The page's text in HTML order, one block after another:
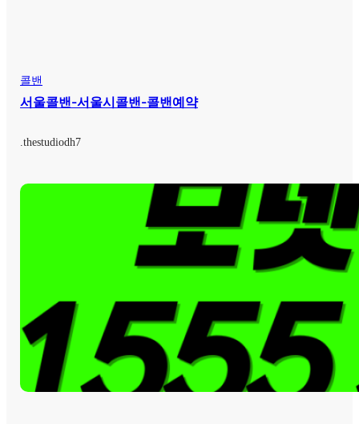
콜밴
서울콜밴-서울시콜밴-콜밴예약
.thestudiodh7